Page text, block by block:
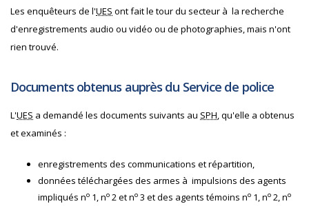
Les enquêteurs de l'UES ont fait le tour du secteur à la recherche
d'enregistrements audio ou vidéo ou de photographies, mais n'ont
rien trouvé.
Documents obtenus auprès du Service de police
L'UES a demandé les documents suivants au SPH, qu'elle a obtenus
et examinés :
enregistrements des communications et répartition,
données téléchargées des armes à impulsions des agents
impliqués no 1, no 2 et no 3 et des agents témoins no 1, no 2, no